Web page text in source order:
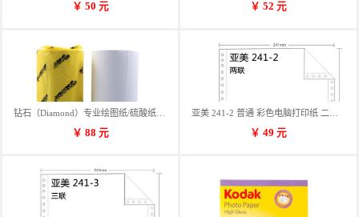
￥ 50 元 ￥ 52元
钻石（Diamond）专业绘图纸/硫酸纸 临摹纸 73g A4 297mm*70m 单卷装
￥ 88 元
亚美 241-2 普通 彩色电脑打印纸 二联 900张/箱 蓝包装 三等份
￥ 49元